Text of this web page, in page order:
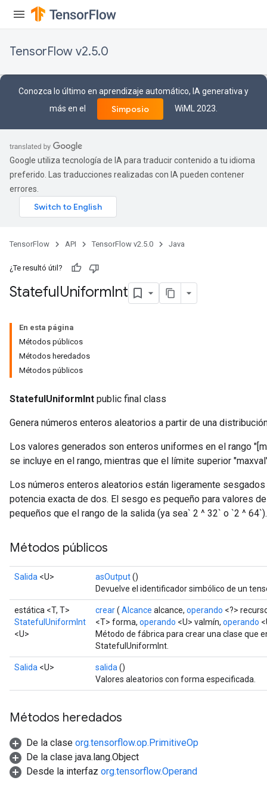
TensorFlow v2.5.0
Conozca lo último en aprendizaje automático, IA generativa y
más en el
Simposio WiML 2023.
Google utiliza tecnología de IA para traducir contenido a tu idioma
preferido. Las traducciones realizadas con IA pueden contener
errores.
TensorFlow API TensorFlow v2.5.0 Java
¿Te resultó útil?
StatefulUniformInt
En esta página
Métodos públicos
Métodos heredados
Métodos públicos
StatefulUniformInt public final class
Genera números enteros aleatorios a partir de una
Los valores generados son enteros uniformes en el rango
se incluye en el rango, mientras que el límite superior
Los números enteros aleatorios están ligeramente
potencia exacta de dos. El sesgo es pequeño para valores
pequeños que el rango de la salida (ya sea` 2 ^ 32` o `2 ^ 64`).
Métodos públicos
Salida <U> asOutput()
Devuelve el identificador simbólico de un
estática <T, T>
StatefulUniformInt
<U>
crear( Alcance alcance, operando <?>
<T> forma, operando <U> valmín, operando
Método de fábrica para crear una clase que
StatefulUniformInt.
Salida <U> salida ()
Valores aleatorios con forma especificada.
Métodos heredados
De la clase org.tensorflow.op.PrimitiveOp
De la clase java.lang.Object
Desde la interfaz org.tensorflow.Operand